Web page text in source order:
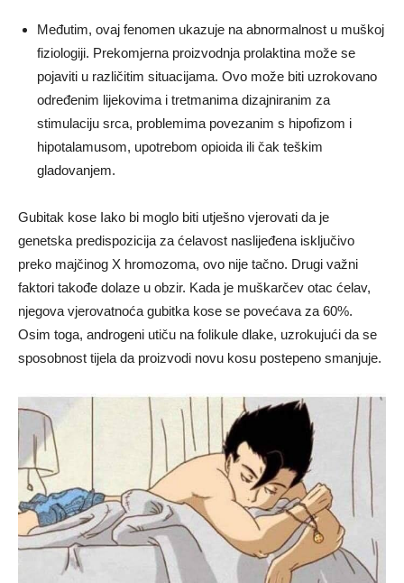
Međutim, ovaj fenomen ukazuje na abnormalnost u muškoj
fiziologiji. Prekomjerna proizvodnja prolaktina može se
pojaviti u različitim situacijama. Ovo može biti uzrokovano
određenim lijekovima i tretmanima dizajniranim za
stimulaciju srca, problemima povezanim s hipofizom i
hipotalamusom, upotrebom opioida ili čak teškim
gladovanjem.
Gubitak kose Iako bi moglo biti utješno vjerovati da je
genetska predispozicija za ćelavost naslijeđena isključivo
preko majčinog X hromozoma, ovo nije tačno. Drugi važni
faktori takođe dolaze u obzir. Kada je muškarčev otac ćelav,
njegova vjerovatnoća gubitka kose se povećava za 60%.
Osim toga, androgeni utiču na folikule dlake, uzrokujući da se
sposobnost tijela da proizvodi novu kosu postepeno smanjuje.